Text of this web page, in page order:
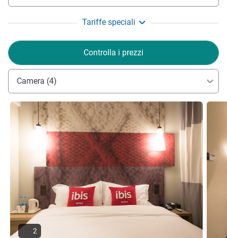
Tariffe speciali
Controlla i prezzi
Camera (4)
Visualizza dettagli
2